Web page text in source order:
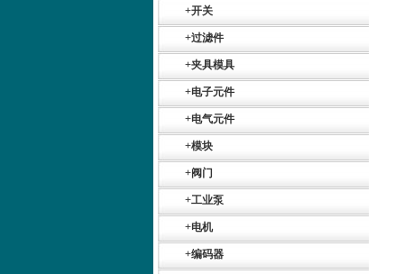
+开关
+过滤件
+夹具模具
+电子元件
+电气元件
+模块
+阀门
+工业泵
+电机
+编码器
SR+KH-AFB AF24-
德国HBM